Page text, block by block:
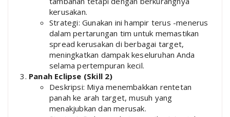
kerusakan.
Strategi: Gunakan ini hampir terus -menerus
dalam pertarungan tim untuk memastikan
spread kerusakan di berbagai target,
meningkatkan dampak keseluruhan Anda
selama pertempuran kecil.
Panah Eclipse (Skill 2)
Deskripsi: Miya menembakkan rentetan
panah ke arah target, musuh yang
menakjubkan dan merusak.